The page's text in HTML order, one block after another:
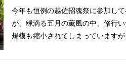
今年も恒例の越佐招魂祭に参加し
が、緑滴る五月の薫風の中、修行
規模も縮小されてしまっています